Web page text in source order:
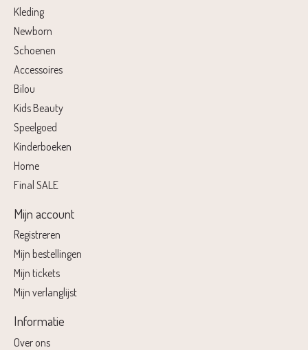
Kleding
Newborn
Schoenen
Accessoires
Bilou
Kids Beauty
Speelgoed
Kinderboeken
Home
Final SALE
Mijn account
Registreren
Mijn bestellingen
Mijn tickets
Mijn verlanglijst
Informatie
Over ons